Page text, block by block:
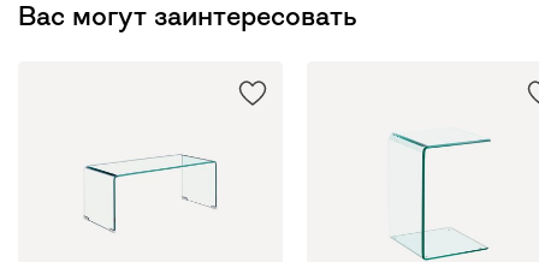
Вас могут заинтересовать